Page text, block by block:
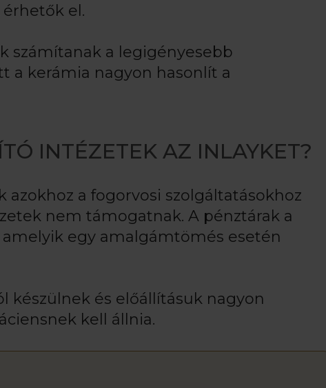
el.
számítanak a legigényesebb
a kerámia nagyon hasonlít a
INTÉZETEK AZ INLAYKET?
a fogorvosi szolgáltatásokhoz
nem támogatnak. A pénztárak a
egy amalgámtömés esetén
készülnek és előállításuk nagyon
kell állnia.